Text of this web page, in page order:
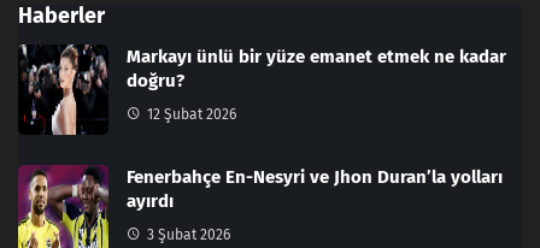
Haberler
Markayı ünlü bir yüze emanet etmek ne kadar
doğru?
12 Şubat 2026
Fenerbahçe En-Nesyri ve Jhon Duran’la yolları
ayırdı
3 Şubat 2026